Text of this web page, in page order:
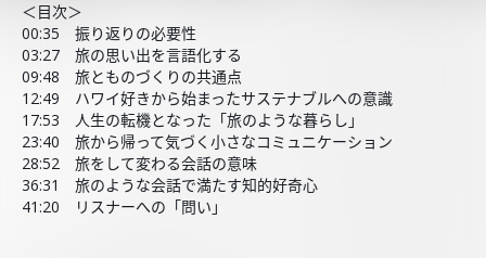
＜目次＞
00:35 振り返りの必要性
03:27 旅の思い出を言語化する
09:48 旅とものづくりの共通点
12:49 ハワイ好きから始まったサステナブルへの意識
17:53 人生の転機となった「旅のような暮らし」
23:40 旅から帰って気づく小さなコミュニケーション
28:52 旅をして変わる会話の意味
36:31 旅のような会話で満たす知的好奇心
41:20 リスナーへの「問い」